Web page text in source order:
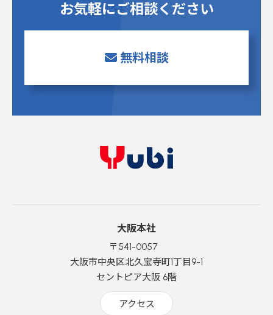
お気軽にご相談ください
無料相談
大阪本社
〒541-0057
大阪市中央区北久宝寺町1丁目9-1
セントピア大阪 6階
アクセス